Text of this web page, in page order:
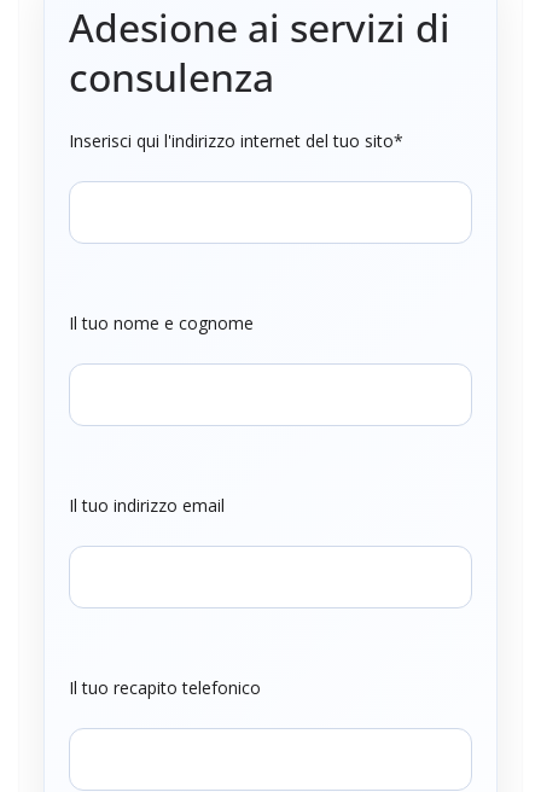
Adesione ai servizi di
consulenza
Inserisci qui l'indirizzo internet del tuo sito*
Il tuo nome e cognome
Il tuo indirizzo email
Il tuo recapito telefonico